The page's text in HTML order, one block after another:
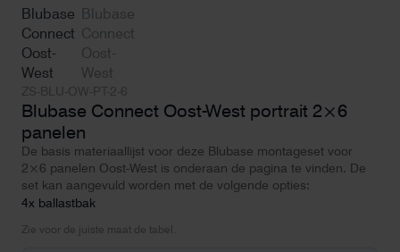
Blubase Connect Oost-West portrait 2×6
panelen
De basis materiaallijst voor deze Blubase montageset voor
2×6 panelen Oost-West is onderaan de pagina te vinden. De
set kan aangevuld worden met de volgende opties:
4x ballastbak
Zie voor de juiste maat de tabel.